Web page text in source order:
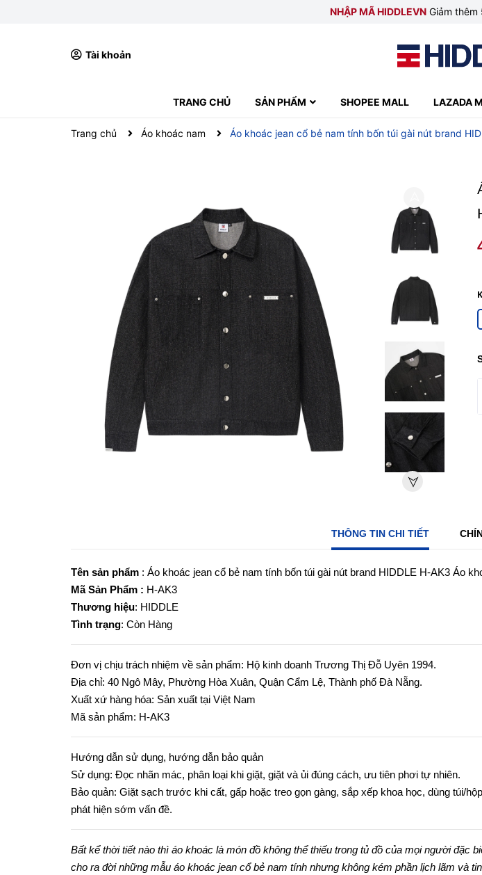
NHẬP MÃ HIDDLEVN Giảm thêm
Tài khoản
TRANG CHỦ SẢN PHẨM SHOPEE MALL LAZADA
Trang chủ Áo khoác nam Áo khoác jean cổ bẻ nam tính bốn túi gài nút brand
THÔNG TIN CHI TIẾT
Tên sản phẩm : Áo khoác jean cổ bẻ nam tính bốn túi gài nút brand HIDDLE H-AK3 Áo
Mã Sản Phẩm : H-AK3
Thương hiệu: HIDDLE
Tình trạng: Còn Hàng
Đơn vị chịu trách nhiệm về sản phẩm: Hộ kinh doanh Trương Thị Đỗ Uyên 1994.
Địa chỉ: 40 Ngô Mây, Phường Hòa Xuân, Quận Cẩm Lệ, Thành phố Đà Nẵng.
Xuất xứ hàng hóa: Sản xuất tại Việt Nam
Mã sản phẩm: H-AK3
Hướng dẫn sử dụng, hướng dẫn bảo quản
Sử dụng: Đọc nhãn mác, phân loại khi giặt, giặt và ủi đúng cách, ưu tiên phơi tự nhiên.
Bảo quản: Giặt sạch trước khi cất, gấp hoặc treo gọn gàng, sắp xếp khoa học, dùng túi/
phát hiện sớm vấn đề.
Bất kể thời tiết nào thì áo khoác là món đồ không thể thiếu trong tủ đồ của mọi người đặc
cho ra đời những mẫu áo khoác jean cổ bẻ nam tính nhưng không kém phần lịch lãm và